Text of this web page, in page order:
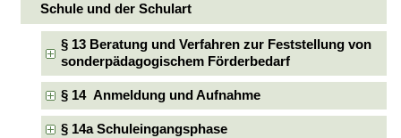
Schule und der Schulart
§ 13 Beratung und Verfahren zur Feststellung von
sonderpädagogischem Förderbedarf
§ 14 Anmeldung und Aufnahme
§ 14a Schuleingangsphase